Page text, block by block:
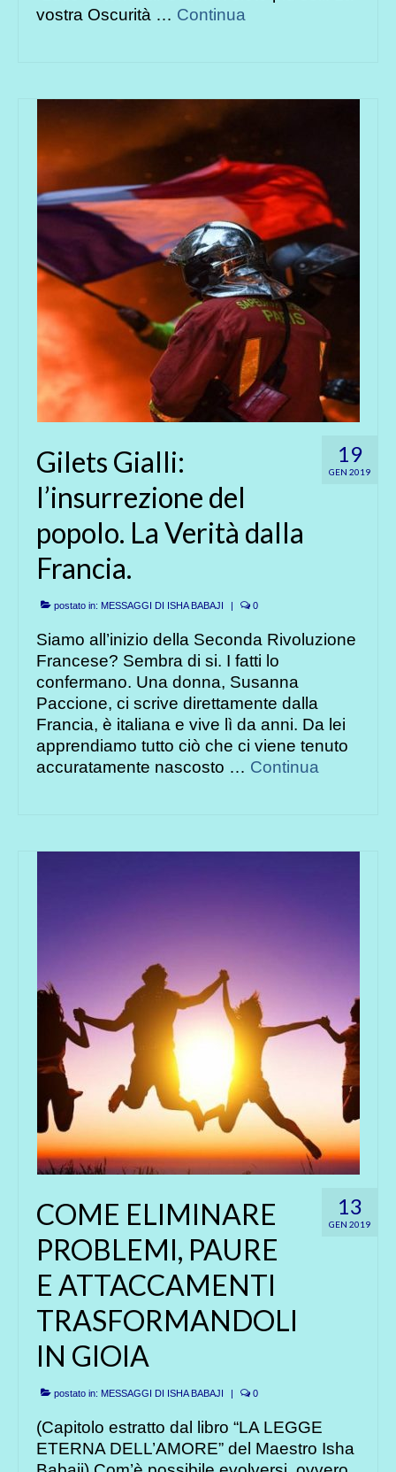
vostra Oscurità … Continua
19
GEN 2019
Gilets Gialli:
l’insurrezione del
popolo. La Verità dalla
Francia.
postato in: MESSAGGI DI ISHA BABAJI | 0
Siamo all’inizio della Seconda Rivoluzione
Francese? Sembra di si. I fatti lo
confermano. Una donna, Susanna
Paccione, ci scrive direttamente dalla
Francia, è italiana e vive lì da anni. Da lei
apprendiamo tutto ciò che ci viene tenuto
accuratamente nascosto … Continua
13
GEN 2019
COME ELIMINARE
PROBLEMI, PAURE
E ATTACCAMENTI
TRASFORMANDOLI
IN GIOIA
postato in: MESSAGGI DI ISHA BABAJI | 0
(Capitolo estratto dal libro “LA LEGGE
ETERNA DELL’AMORE” del Maestro Isha